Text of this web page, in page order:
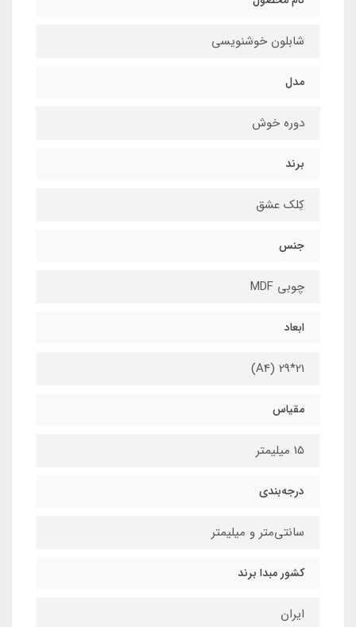
شابلون خوشنویسی
مدل
دوره خوش
برند
کِلک عشق
جنس
چوبی MDF
ابعاد
21*29 (A4)
مقیاس
15 میلیمتر
درجه‌بندی
سانتی‌متر و میلیمتر
کشور مبدا برند
ایران